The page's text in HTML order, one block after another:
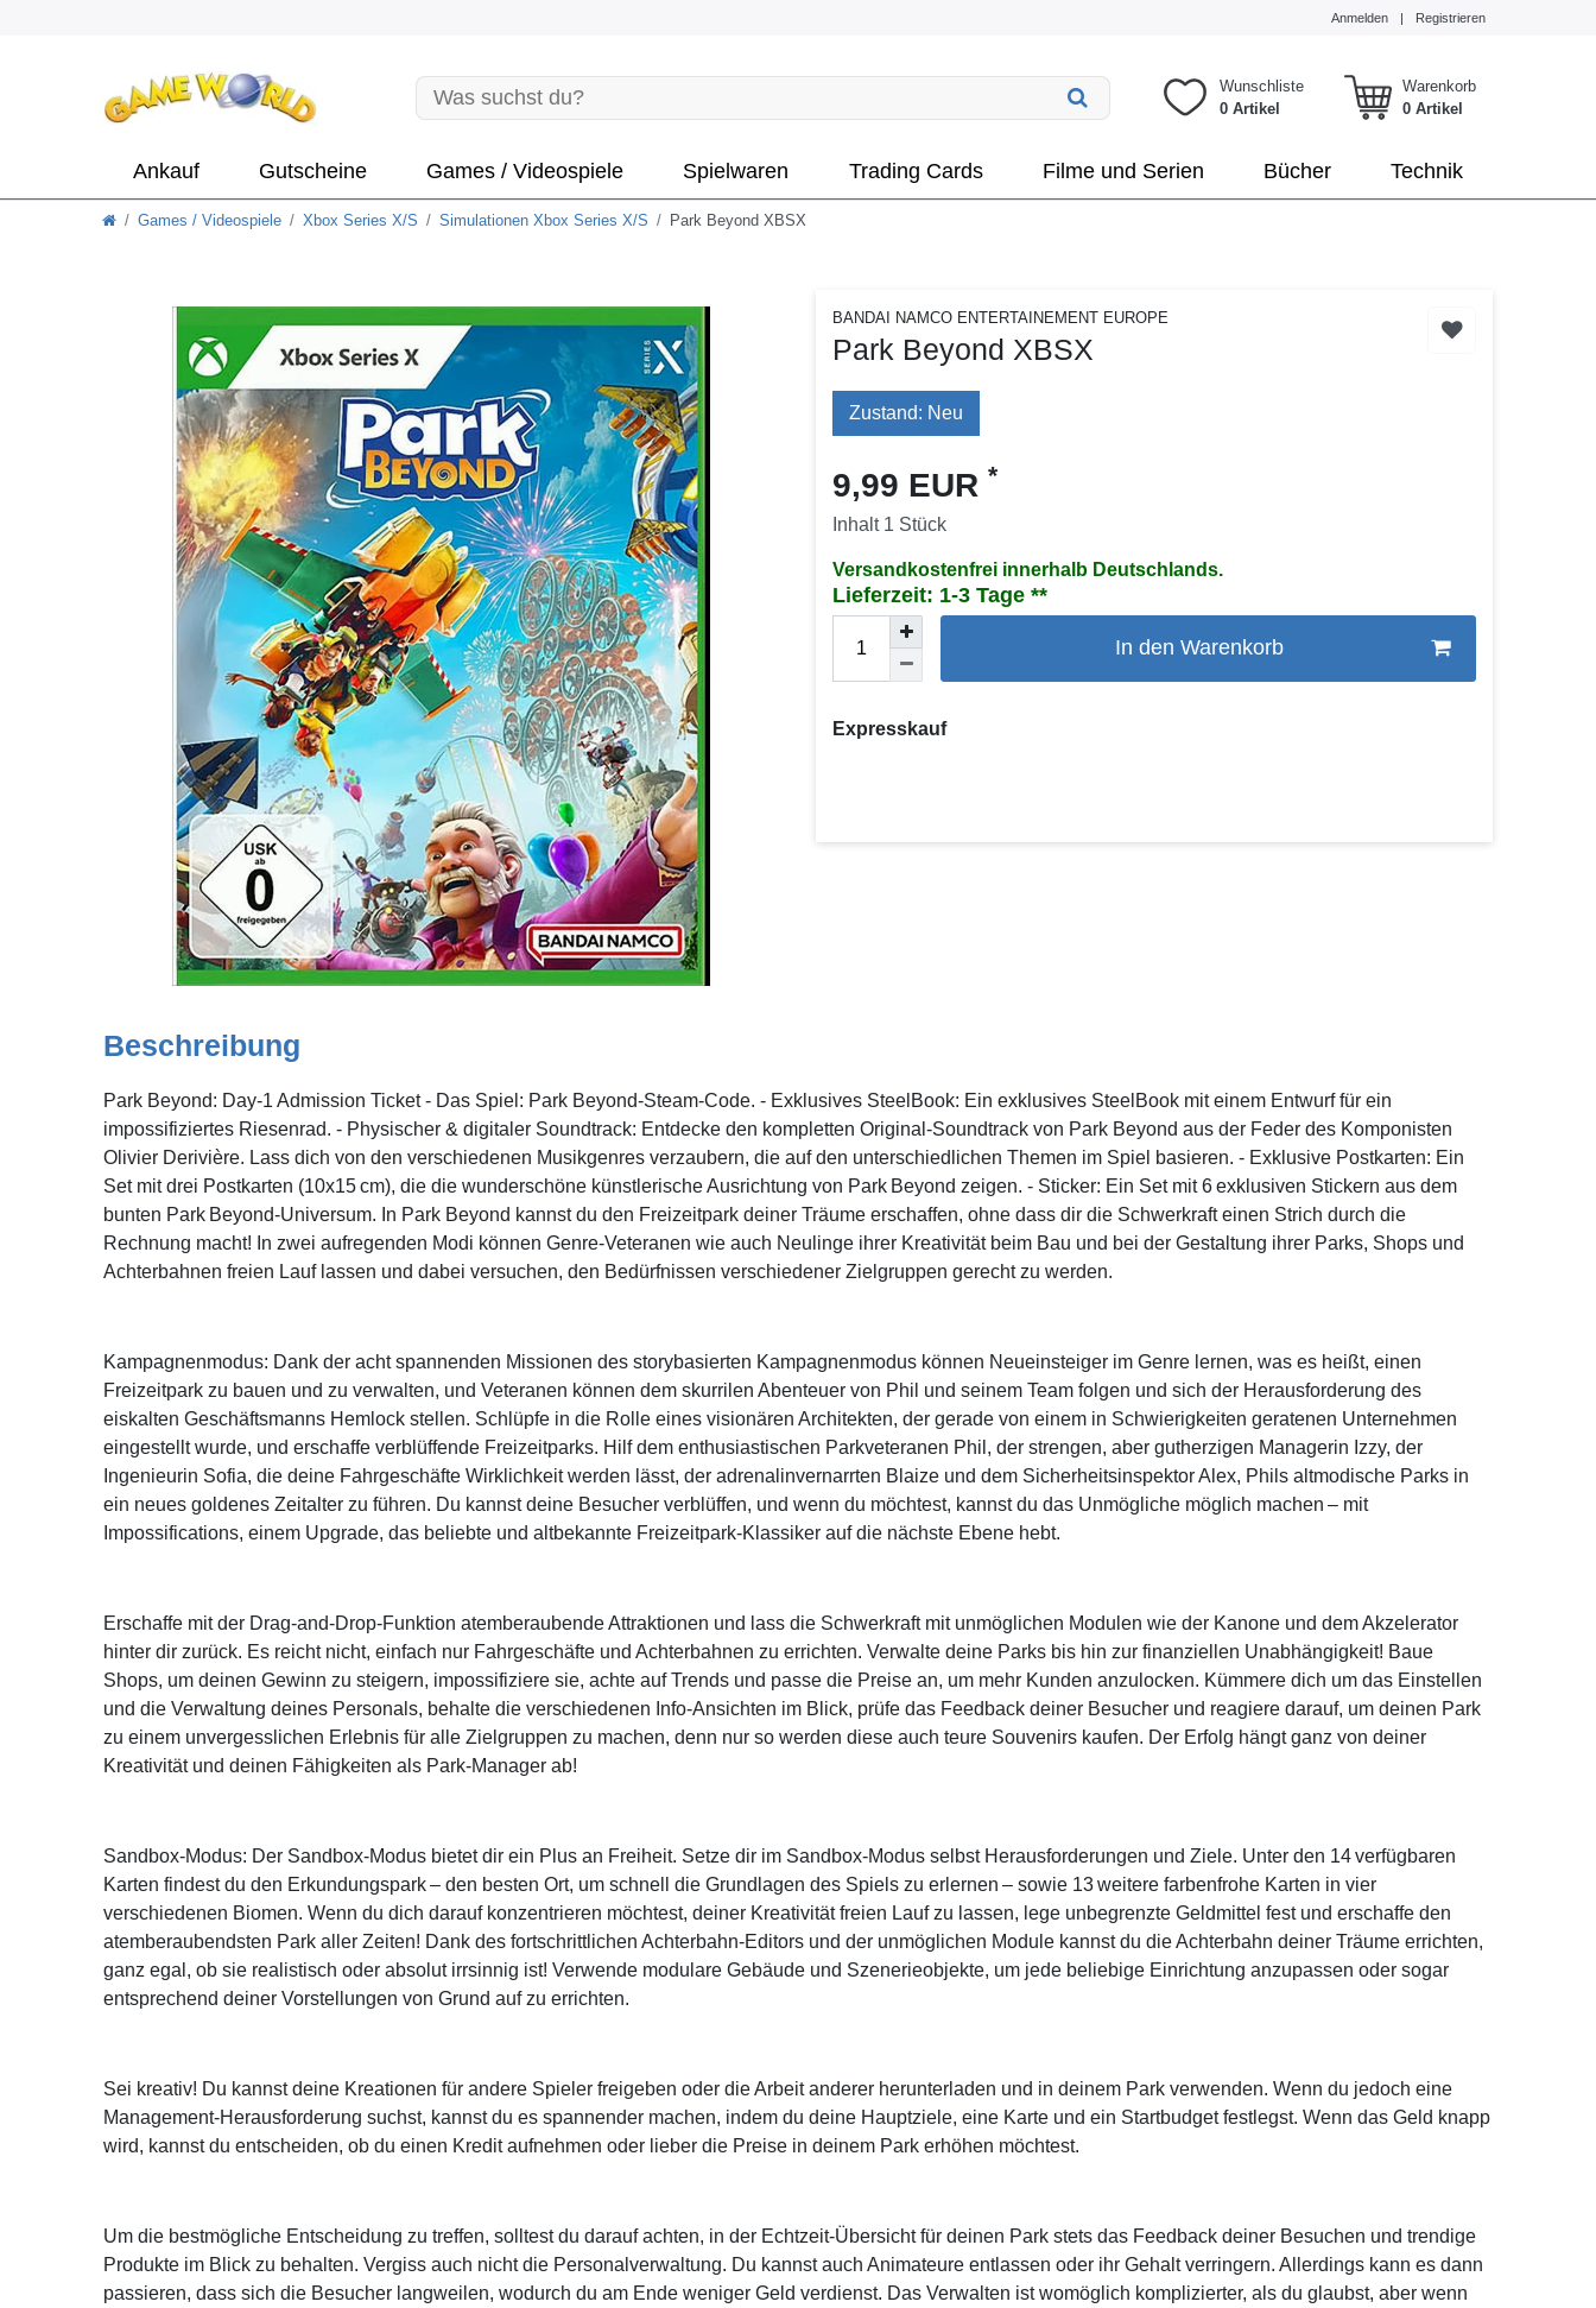
Anmelden | Registrieren
Wunschliste
0 Artikel
Warenkorb
0Artikel
Ankauf Gutscheine Games / Videospiele Spielwaren Trading Cards Filme und Serien Bücher Technik
Games / Videospiele Xbox Series X/S Simulationen Xbox Series X/S Park Beyond XBSX
BANDAI NAMCO ENTERTAINEMENT EUROPE
Park Beyond XBSX
Zustand: Neu
9,99 EUR *
Inhalt 1 Stück
Versandkostenfrei innerhalb Deutschlands.
Lieferzeit: 1-3 Tage
In den Warenkorb
Expresskauf
Beschreibung
Park Beyond: Day-1 Admission Ticket - Das Spiel: Park Beyond-Steam-Code. - Exklusives SteelBook: Ein exklusives SteelBook mit einem Entwurf für ein
impossifiziertes Riesenrad. - Physischer & digitaler Soundtrack: Entdecke den kompletten Original-Soundtrack von Park Beyond aus der Feder des Komponisten
Olivier Derivière. Lass dich von den verschiedenen Musikgenres verzaubern, die auf den unterschiedlichen Themen im Spiel basieren. - Exklusive Postkarten: Ein
Set mit drei Postkarten (10x15 cm), die die wunderschöne künstlerische Ausrichtung von Park Beyond zeigen. - Sticker: Ein Set mit 6 exklusiven Stickern aus dem
bunten Park Beyond-Universum. In Park Beyond kannst du den Freizeitpark deiner Träume erschaffen, ohne dass dir die Schwerkraft einen Strich durch die
Rechnung macht! In zwei aufregenden Modi können Genre-Veteranen wie auch Neulinge ihrer Kreativität beim Bau und bei der Gestaltung ihrer Parks, Shops und
Achterbahnen freien Lauf lassen und dabei versuchen, den Bedürfnissen verschiedener Zielgruppen gerecht zu werden.
Kampagnenmodus: Dank der acht spannenden Missionen des storybasierten Kampagnenmodus können Neueinsteiger im Genre lernen, was es heißt, einen
Freizeitpark zu bauen und zu verwalten, und Veteranen können dem skurrilen Abenteuer von Phil und seinem Team folgen und sich der Herausforderung des
eiskalten Geschäftsmanns Hemlock stellen. Schlüpfe in die Rolle eines visionären Architekten, der gerade von einem in Schwierigkeiten geratenen Unternehmen
eingestellt wurde, und erschaffe verblüffende Freizeitparks. Hilf dem enthusiastischen Parkveteranen Phil, der strengen, aber gutherzigen Managerin Izzy, der
Ingenieurin Sofia, die deine Fahrgeschäfte Wirklichkeit werden lässt, der adrenalinvernarrten Blaize und dem Sicherheitsinspektor Alex, Phils altmodische Parks in
ein neues goldenes Zeitalter zu führen. Du kannst deine Besucher verblüffen, und wenn du möchtest, kannst du das Unmögliche möglich machen – mit
Impossifications, einem Upgrade, das beliebte und altbekannte Freizeitpark-Klassiker auf die nächste Ebene hebt.
Erschaffe mit der Drag-and-Drop-Funktion atemberaubende Attraktionen und lass die Schwerkraft mit unmöglichen Modulen wie der Kanone und dem Akzelerator
hinter dir zurück. Es reicht nicht, einfach nur Fahrgeschäfte und Achterbahnen zu errichten. Verwalte deine Parks bis hin zur finanziellen Unabhängigkeit! Baue
Shops, um deinen Gewinn zu steigern, impossifiziere sie, achte auf Trends und passe die Preise an, um mehr Kunden anzulocken. Kümmere dich um das Einstellen
und die Verwaltung deines Personals, behalte die verschiedenen Info-Ansichten im Blick, prüfe das Feedback deiner Besucher und reagiere darauf, um deinen Park
zu einem unvergesslichen Erlebnis für alle Zielgruppen zu machen, denn nur so werden diese auch teure Souvenirs kaufen. Der Erfolg hängt ganz von deiner
Kreativität und deinen Fähigkeiten als Park-Manager ab!
Sandbox-Modus: Der Sandbox-Modus bietet dir ein Plus an Freiheit. Setze dir im Sandbox-Modus selbst Herausforderungen und Ziele. Unter den 14 verfügbaren
Karten findest du den Erkundungspark – den besten Ort, um schnell die Grundlagen des Spiels zu erlernen – sowie 13 weitere farbenfrohe Karten in vier
verschiedenen Biomen. Wenn du dich darauf konzentrieren möchtest, deiner Kreativität freien Lauf zu lassen, lege unbegrenzte Geldmittel fest und erschaffe den
atemberaubendsten Park aller Zeiten! Dank des fortschrittlichen Achterbahn-Editors und der unmöglichen Module kannst du die Achterbahn deiner Träume errichten,
ganz egal, ob sie realistisch oder absolut irrsinnig ist! Verwende modulare Gebäude und Szenerieobjekte, um jede beliebige Einrichtung anzupassen oder sogar
entsprechend deiner Vorstellungen von Grund auf zu errichten.
Sei kreativ! Du kannst deine Kreationen für andere Spieler freigeben oder die Arbeit anderer herunterladen und in deinem Park verwenden. Wenn du jedoch eine
Management-Herausforderung suchst, kannst du es spannender machen, indem du deine Hauptziele, eine Karte und ein Startbudget festlegst. Wenn das Geld knapp
wird, kannst du entscheiden, ob du einen Kredit aufnehmen oder lieber die Preise in deinem Park erhöhen möchtest.
Um die bestmögliche Entscheidung zu treffen, solltest du darauf achten, in der Echtzeit-Übersicht für deinen Park stets das Feedback deiner Besuchen und trendige
Produkte im Blick zu behalten. Vergiss auch nicht die Personalverwaltung. Du kannst auch Animateure entlassen oder ihr Gehalt verringern. Allerdings kann es dann
passieren, dass sich die Besucher langweilen, wodurch du am Ende weniger Geld verdienst. Das Verwalten ist womöglich komplizierter, als du glaubst, aber wenn